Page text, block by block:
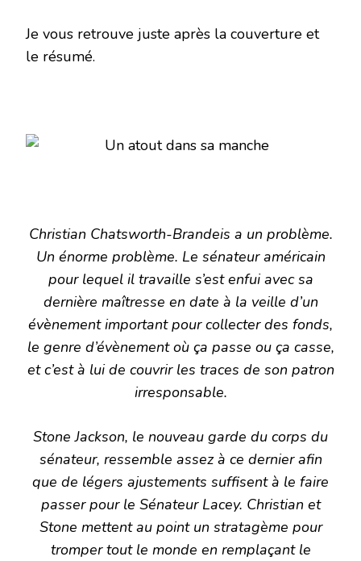
Je vous retrouve juste après la couverture et
le résumé.
Christian Chatsworth-Brandeis a un problème.
Un énorme problème. Le sénateur américain
pour lequel il travaille s’est enfui avec sa
dernière maîtresse en date à la veille d’un
évènement important pour collecter des fonds,
le genre d’évènement où ça passe ou ça casse,
et c’est à lui de couvrir les traces de son patron
irresponsable.
Stone Jackson, le nouveau garde du corps du
sénateur, ressemble assez à ce dernier afin
que de légers ajustements suffisent à le faire
passer pour le Sénateur Lacey. Christian et
Stone mettent au point un stratagème pour
tromper tout le monde en remplaçant le